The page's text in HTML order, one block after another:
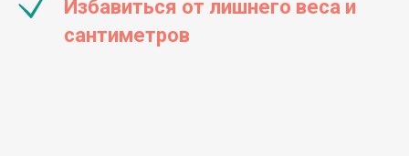
Избавиться от лишнего веса и
сантиметров